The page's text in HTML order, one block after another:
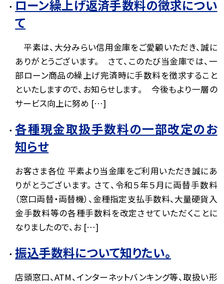
ローン繰上げ返済手数料の徴求につい
て
平素は、大分みらい信用金庫をご愛顧いただき、誠に
ありがとうございます。 さて、このたび当金庫では、一
部ローン商品の繰上げ完済時に手数料を徴求すること
といたしますので、お知らせします。 今後もより一層の
サービス向上に努め […]
各種現金取扱手数料の一部改定のお
知らせ
お客さま各位 平素より当金庫をご利用いただき誠にあ
りがとうございます。 さて、令和５年５月に両替手数料
（窓口両替・両替機）、金種指定支払手数料、大量硬貨入
金手数料等の各種手数料を改定させていただくことに
なりましたので、お […]
振込手数料について知りたい。
店頭窓口、ATM、インターネットバンキング等、取扱い形